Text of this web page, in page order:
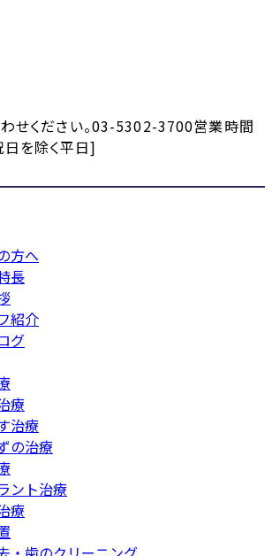
せください。03-5302-3700営業時間
を除く平日]
方へ
長
紹介
グ
療
治療
の治療
ント治療
療